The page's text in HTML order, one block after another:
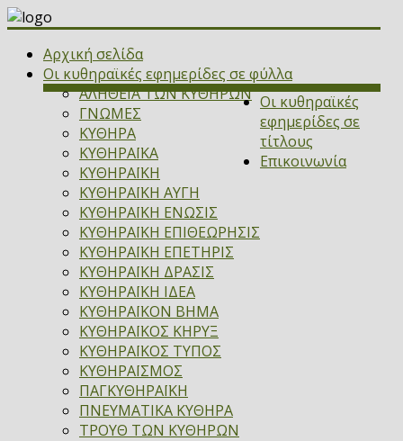
Αρχική σελίδα
Οι κυθηραϊκές εφημερίδες σε φύλλα
ΑΛΗΘΕΙΑ ΤΩΝ ΚΥΘΗΡΩΝ
ΓΝΩΜΕΣ
ΚΥΘΗΡΑ
ΚΥΘΗΡΑΪΚΑ
ΚΥΘΗΡΑΪΚΗ
ΚΥΘΗΡΑΪΚΗ ΑΥΓΗ
ΚΥΘΗΡΑΪΚΗ ΕΝΩΣΙΣ
ΚΥΘΗΡΑΪΚΗ ΕΠΙΘΕΩΡΗΣΙΣ
ΚΥΘΗΡΑΪΚΗ ΕΠΕΤΗΡΙΣ
ΚΥΘΗΡΑΪΚΗ ΔΡΑΣΙΣ
ΚΥΘΗΡΑΪΚΗ ΙΔΕΑ
ΚΥΘΗΡΑΪΚΟΝ ΒΗΜΑ
ΚΥΘΗΡΑΪΚΟΣ ΚΗΡΥΞ
ΚΥΘΗΡΑΪΚΟΣ ΤΥΠΟΣ
ΚΥΘΗΡΑΪΣΜΟΣ
ΠΑΓΚΥΘΗΡΑΪΚΗ
ΠΝΕΥΜΑΤΙΚΑ ΚΥΘΗΡΑ
ΤΡΟΥΘ ΤΩΝ ΚΥΘΗΡΩΝ
Οι κυθηραϊκές
εφημερίδες σε
τίτλους
Επικοινωνία